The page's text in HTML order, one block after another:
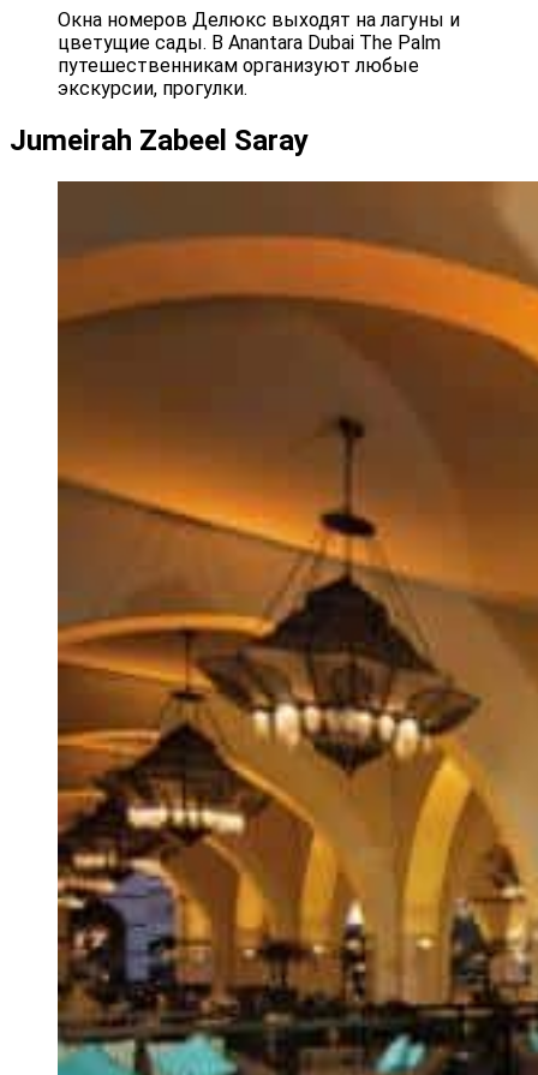
Окна номеров Делюкс выходят на лагуны и
цветущие сады. В Anantara Dubai The Palm
путешественникам организуют любые
экскурсии, прогулки.
Jumeirah Zabeel Saray